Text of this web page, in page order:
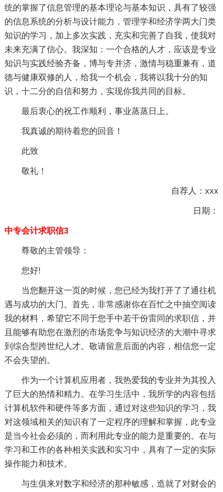
统的掌握了信息管理的基本理论与基本知识，具有了较强
的信息系统的分析与设计能力，管理学和经济学两大门类
知识的学习，加上多次实践，充实和完善了自我，使我对
未来充满了信心。我深知：一个合格的人才，应该是专业
知识与实践经验齐备，博与专并济，激情与稳重兼有，道
德与健康双修的人，给我一个机会，我将以我十分的知
识，十二分的自信和努力，实现你我共同的目标。
最后衷心的祝工作顺利，事业蒸蒸日上。
我真诚的期待着您的回音！
此致
敬礼！
自荐人：xxx
日期：
中专会计求职信3
尊敬的主管领导：
您好!
当您翻开这一页的时候，您已经为我打开了了通往机
遇与成功的大门。首先，非常感谢你在百忙之中抽空阅读
我的材料，希望它不同于您手中若干份雷同的求职信，并
且能够有助您在激烈的市场竞争与知识经济的大潮中寻求
到综合型跨世纪人才。敬请留意后面的内容，相信您一定
不会失望的。
作为一个计算机应用者，我热爱我的专业并为其投入
了巨大的热情和精力。在学习生活中，我所学的内容包括
计算机软件和硬件等多方面，通过对这些知识的学习，我
对这领域相关的知识有了一定程序的理解和掌握，此专业
是当今社会必须的，而利用此专业的能力是重要的。在与
学习和工作的各种相关实践和实习中，具有了一定的实际
操作能力和技术。
与生俱来对数字和经济的那种敏感，造就了对财会的